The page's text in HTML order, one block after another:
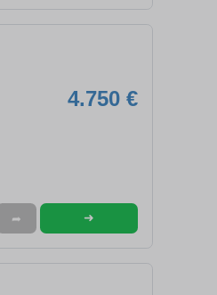
4.750 €
➦ ➜